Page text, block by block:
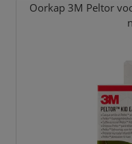
Oorkap 3M Peltor